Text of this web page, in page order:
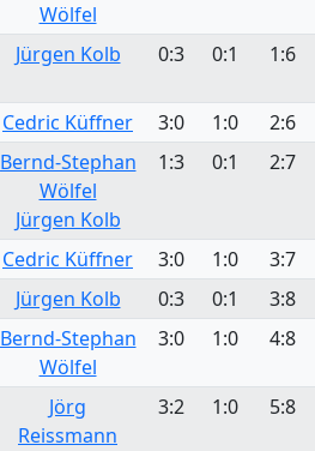
Wölfel
Jürgen Kolb 0:3 0:1 1:6
Cedric Küffner 3:0 1:0
2:6
Bernd-Stephan
Wölfel
Jürgen Kolb
1:3 0:1 2:7
Cedric Küffner 3:0 1:0
3:7
Jürgen Kolb 0:3 0:1
3:8
Bernd-Stephan
Wölfel
3:0 1:0 4:8
Jörg
Reissmann
3:2 1:0 5:8